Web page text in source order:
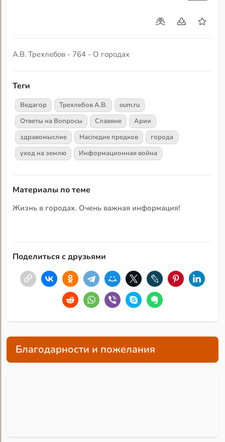
А.В. Трехлебов - 764 - О городах
Теги
Ведагор Трехлебов А.В.
oum.ru
Ответы на Вопросы
Славяне
Арии
здравомыслие
Наследие предков
города
уход на землю
Информационная война
Материалы по теме
Жизнь в городах. Очень важная информация!
Поделиться с друзьями
Благодарности и пожелания